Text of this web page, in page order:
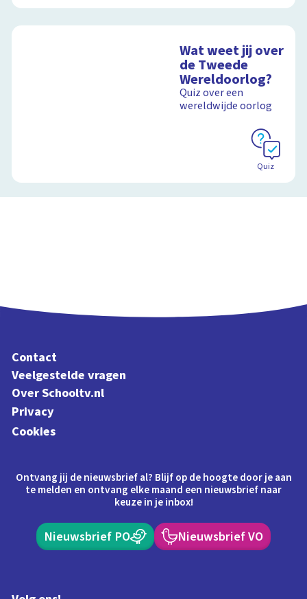
Wat weet jij over
de Tweede
Wereldoorlog?
Quiz over een
wereldwijde oorlog
Quiz
Contact
Veelgestelde vragen
Over Schooltv.nl
Privacy
Cookies
Ontvang jij de nieuwsbrief al? Blijf op de hoogte door je aan
te melden en ontvang elke maand een nieuwsbrief naar
keuze in je inbox!
Nieuwsbrief PO Nieuwsbrief VO